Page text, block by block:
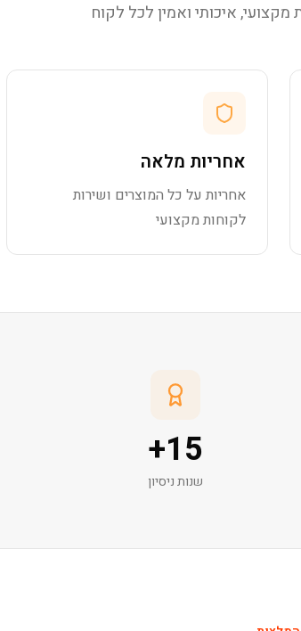
איכותי ואמין לכל לקוח
אחריות מלאה
אחריות על כל המוצרים ושירות
לקוחות מקצועי
15
+
שנות ניסיון